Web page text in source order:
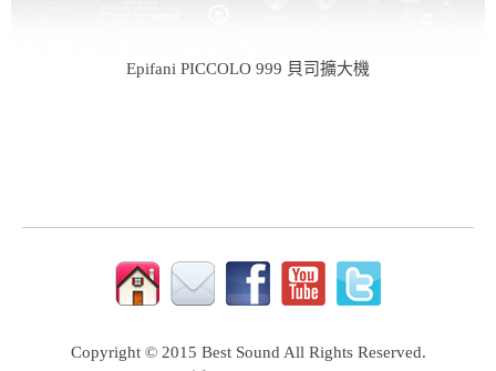
Epifani PICCOLO 999 貝司擴大機
Copyright © 2015 Best Sound All Rights Reserved.